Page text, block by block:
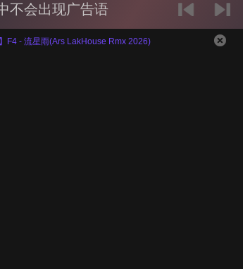
不会出现广告语
】F4 - 流星雨(Ars LakHouse Rmx 2026)